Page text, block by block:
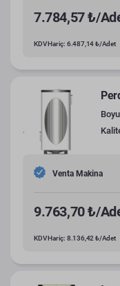
7.784,57 ₺/
KDV Hariç: 6.487,14 ₺/Adet
Venta Makina
9.763,70 ₺/
KDV Hariç: 8.136,42 ₺/Adet